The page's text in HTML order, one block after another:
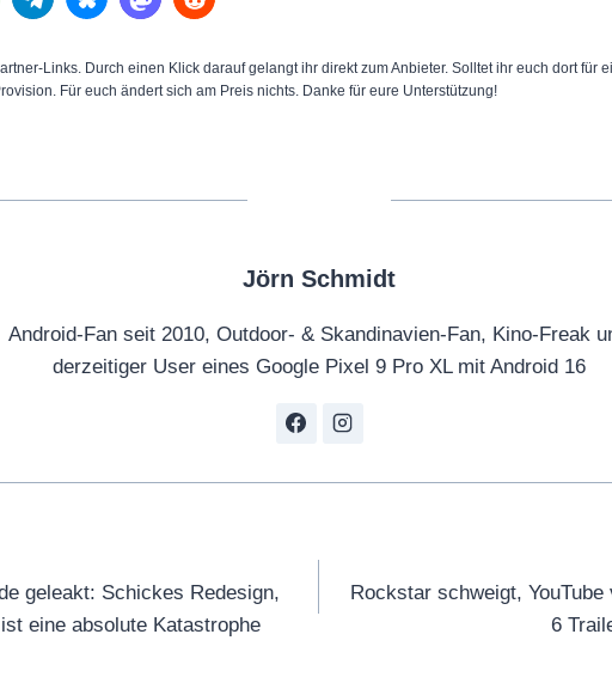
Links. Durch einen Klick darauf gelangt ihr direkt zum Anbieter. Solltet ihr euch dort für
Für euch ändert sich am Preis nichts. Danke für eure Unterstützung!
Jörn Schmidt
Android-Fan seit 2010, Outdoor- & Skandinavien-Fan, Kino-Freak
derzeitiger User eines Google Pixel 9 Pro XL mit Android 16
geleakt: Schickes Redesign,
eine absolute Katastrophe
Rockstar schweigt,
6